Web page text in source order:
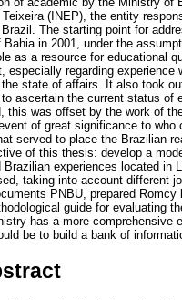
(INEP), the entity
The starting point for
Bahia in 2001, under the
as a resource for educational
especially regarding
state of affairs. It also took
ascertain the current status
this was offset by the work of
of great significance to
served to place the Brazilian
of this thesis: develop a
experiences located in
taking into account different
PNBU, prepared
guide for evaluating
has a more comprehensive
be to build a bank of